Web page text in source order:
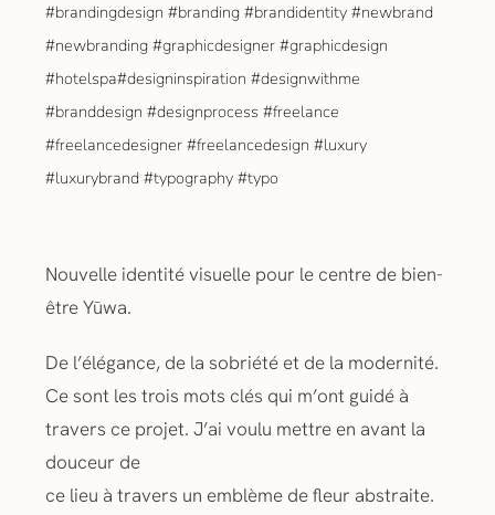
#brandingdesign #branding #brandidentity #newbrand
#newbranding #graphicdesigner #graphicdesign
#hotelspa#designinspiration #designwithme
#branddesign #designprocess #freelance
#freelancedesigner #freelancedesign #luxury
#luxurybrand #typography #typo
Nouvelle identité visuelle pour le centre de bien-
être Yūwa.
De l’élégance, de la sobriété et de la modernité.
Ce sont les trois mots clés qui m’ont guidé à
travers ce projet. J’ai voulu mettre en avant la
douceur de
ce lieu à travers un emblème de fleur abstraite.